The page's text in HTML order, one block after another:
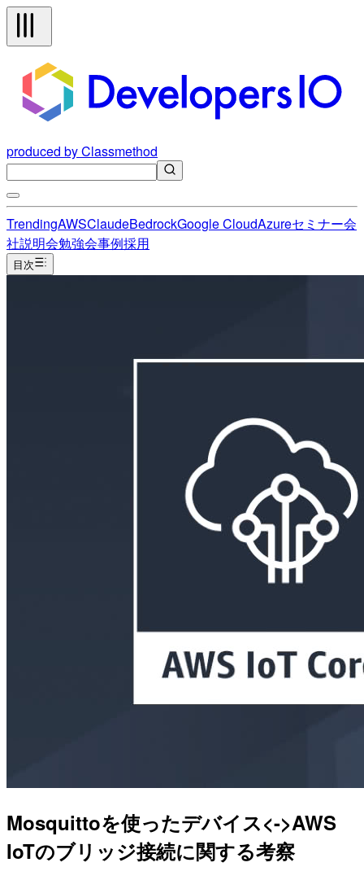
produced by Classmethod
TrendingAWSClaudeBedrockGoogle CloudAzureセミナー会
社説明会勉強会事例採用
目次
Mosquittoを使ったデバイス<->AWS
IoTのブリッジ接続に関する考察